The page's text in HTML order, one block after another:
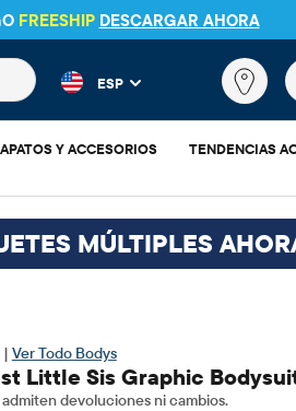
FREESHIP DESCARGAR AHORA
populares y los resultados de
ESP
Y ACCESORIOS TENDENCIAS
MÚLTIPLES
| Ver Todo Bodys
Little Sis Graphic
admiten devoluciones ni cambios.